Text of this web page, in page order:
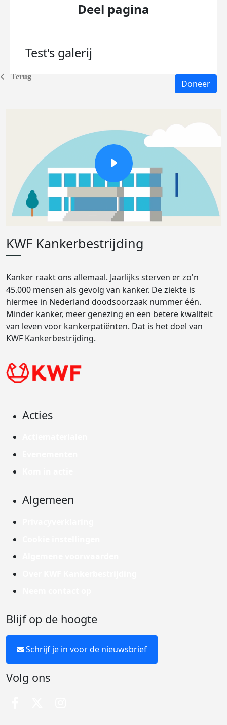
Terug
Deel pagina
Test's galerij
Doneer
KWF Kankerbestrijding
Kanker raakt ons allemaal. Jaarlijks sterven er zo'n
45.000 mensen als gevolg van kanker. De ziekte is
hiermee in Nederland doodsoorzaak nummer één.
Minder kanker, meer genezing en een betere kwaliteit
van leven voor kankerpatiënten. Dat is het doel van
KWF Kankerbestrijding.
Acties
Algemeen
Blijf op de hoogte
Schrijf je in voor de nieuwsbrief
Volg ons